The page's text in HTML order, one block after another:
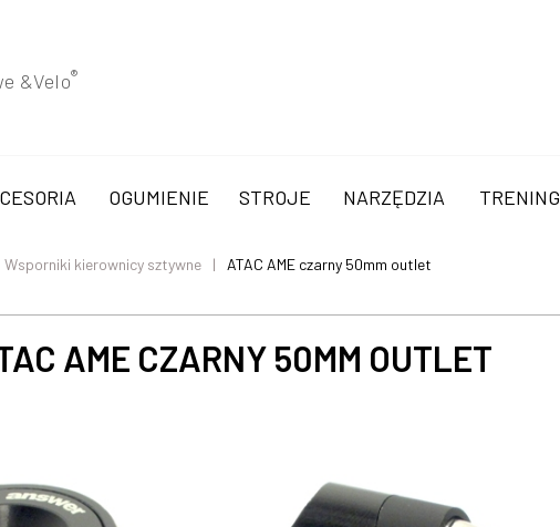
&Velo®
OGUMIENIE STROJE NARZĘDZIA TRENING
Wsporniki kierownicy sztywne ATAC AME czarny 50mm outlet
AME CZARNY 50MM OUTLET